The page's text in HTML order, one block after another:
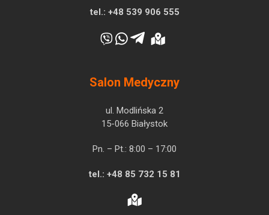
tel.: +48 539 906 555
Salon Medyczny
ul. Modlińska 2
15-066 Białystok
Pn. – Pt.: 8:00 – 17:00
tel.: +48 85 732 15 81